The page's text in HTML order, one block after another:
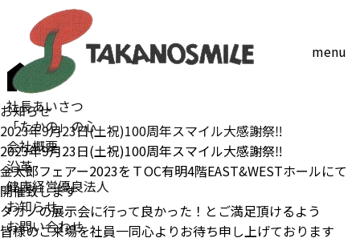
menu
社長あいさつ
「たかの」の心
会社概要
沿革
健康経営優良法人
お知らせ
お問い合わせ
お知らせ
2023年9月23日(土祝)100周年スマイル大感謝祭‼
2023年9月23日(土祝)100周年スマイル大感謝祭‼
金太郎フェアー2023をＴOC有明4階EAST&WESTホールにて
開催致します
タカノの展示会に行って良かった！とご満足頂けるよう
皆様のご来場を社員一同心よりお待ち申し上げております